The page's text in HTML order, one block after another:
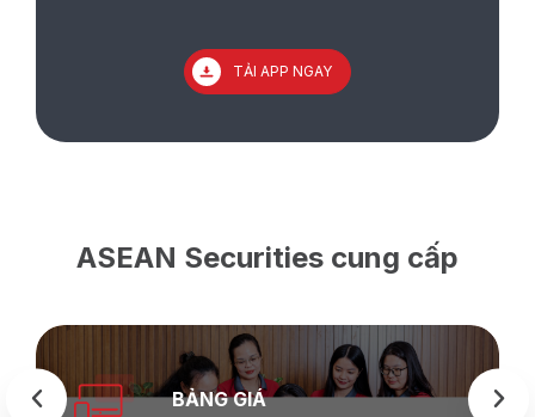
TẢI APP NGAY
ASEAN Securities cung cấp
BẢNG GIÁ